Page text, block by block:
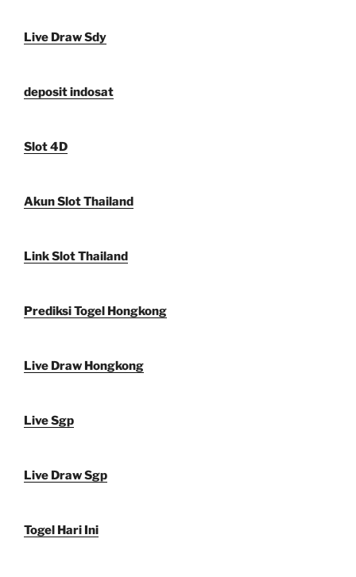
Live Draw Sdy
deposit indosat
Slot 4D
Akun Slot Thailand
Link Slot Thailand
Prediksi Togel Hongkong
Live Draw Hongkong
Live Sgp
Live Draw Sgp
Togel Hari Ini